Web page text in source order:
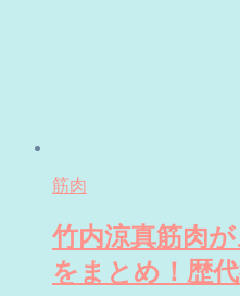
筋肉
竹内涼真筋肉
をまとめ！歴